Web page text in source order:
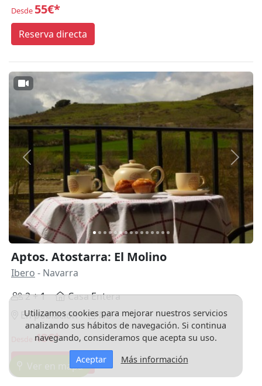
Desde 55€*
Reserva directa
Anterior
Aptos. Atostarra: El Molino
Ibero - Navarra
2 + 1
Casa Entera
En población
No
48€*
Reserva directa
Ver en mapa
Utilizamos cookies para mejorar nuestros servicios
analizando sus hábitos de navegación. Si continua
navegando, consideramos que acepta su uso.
Aceptar
Más información